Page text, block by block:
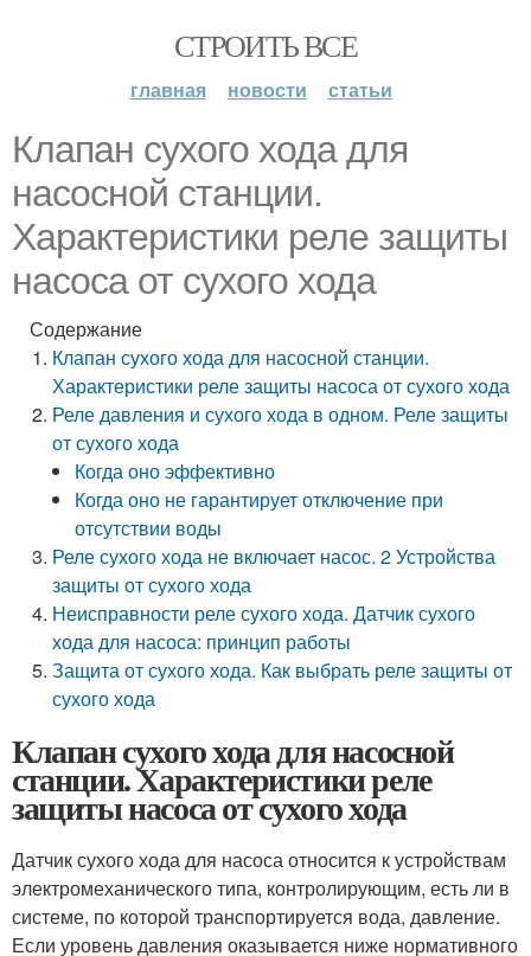
СТРОИТЬ ВСЕ
главная новости статьи
Клапан сухого хода для
насосной станции.
Характеристики реле защиты
насоса от сухого хода
Содержание
Клапан сухого хода для насосной станции.
Характеристики реле защиты насоса от сухого хода
Реле давления и сухого хода в одном. Реле защиты
от сухого хода
Когда оно эффективно
Когда оно не гарантирует отключение при
отсутствии воды
Реле сухого хода не включает насос. 2 Устройства
защиты от сухого хода
Неисправности реле сухого хода. Датчик сухого
хода для насоса: принцип работы
Защита от сухого хода. Как выбрать реле защиты от
сухого хода
Клапан сухого хода для насосной
станции. Характеристики реле
защиты насоса от сухого хода
Датчик сухого хода для насоса относится к устройствам
электромеханического типа, контролирующим, есть ли в
системе, по которой транспортируется вода, давление.
Если уровень давления оказывается ниже нормативного